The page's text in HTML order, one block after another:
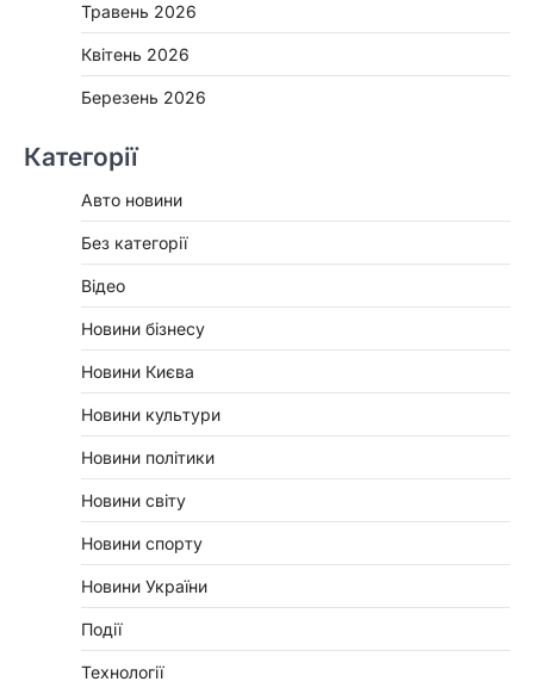
Травень 2026
Квітень 2026
Березень 2026
Категорії
Авто новини
Без категорії
Відео
Новини бізнесу
Новини Києва
Новини культури
Новини політики
Новини світу
Новини спорту
Новини України
Події
Технології